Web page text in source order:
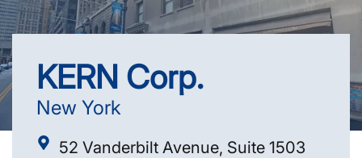
KERN Corp.
New York
52 Vanderbilt Avenue, Suite 1503